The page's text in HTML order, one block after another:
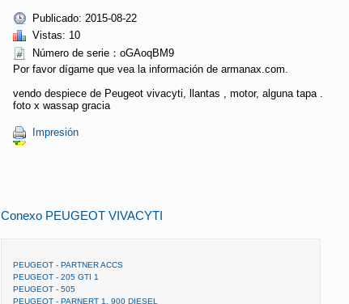
Publicado: 2015-08-22
Vistas: 10
Número de serie：oGAoqBM9
Por favor dígame que vea la información de armanax.com.
vendo despiece de Peugeot vivacyti, llantas , motor, alguna tapa .
foto x wassap gracia
Impresión
Conexo PEUGEOT VIVACYTI
PEUGEOT - PARTNER ACCS
PEUGEOT - 205 GTI 1
PEUGEOT - 505
PEUGEOT - PARNERT 1. 900 DIESEL